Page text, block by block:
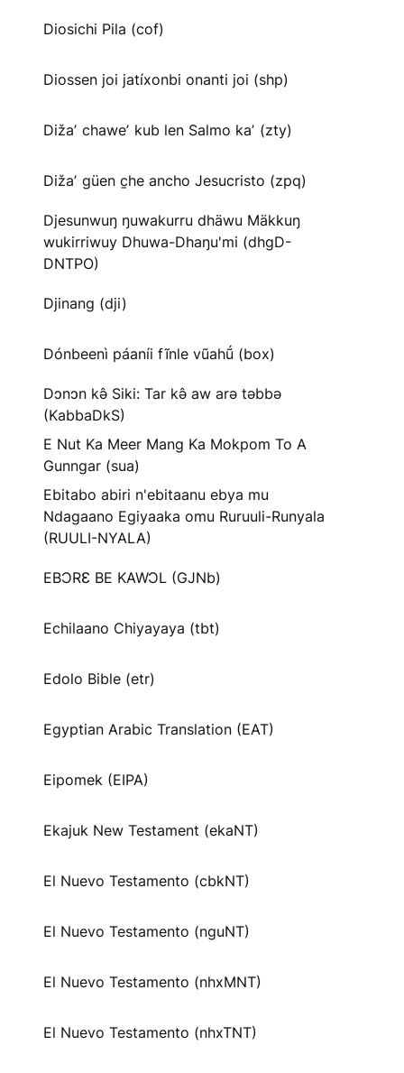
Diosichi Pila (cof)
Diossen joi jatíxonbi onanti joi (shp)
Dižaʼ chaweʼ kub len Salmo kaʼ (zty)
Dižaʼ güen c̱he ancho Jesucristo (zpq)
Djesunwuŋ ŋuwakurru dhäwu Mäkkuŋ
wukirriwuy Dhuwa-Dhaŋu'mi (dhgD-
DNTPO)
Djinang (dji)
Dónbeenì páaníi fĩnle vũahṹ (box)
Dɔnɔn kə̂ Siki: Tar kə̂ aw arə təbbə
(KabbaDkS)
E Nut Ka Meer Mang Ka Mokpom To A
Gunngar (sua)
Ebitabo abiri n'ebitaanu ebya mu
Ndagaano Egiyaaka omu Ruruuli-Runyala
(RUULI-NYALA)
EBƆRƐ BE KAWƆL (GJNb)
Echilaano Chiyayaya (tbt)
Edolo Bible (etr)
Egyptian Arabic Translation (EAT)
Eipomek (EIPA)
Ekajuk New Testament (ekaNT)
El Nuevo Testamento (cbkNT)
El Nuevo Testamento (nguNT)
El Nuevo Testamento (nhxMNT)
El Nuevo Testamento (nhxTNT)